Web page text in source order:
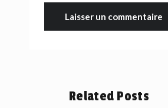
Related Posts